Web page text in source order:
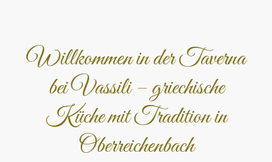
Willkommen in der Taverna
bei Vassili – griechische
Küche mit Tradition in
Oberreichenbach